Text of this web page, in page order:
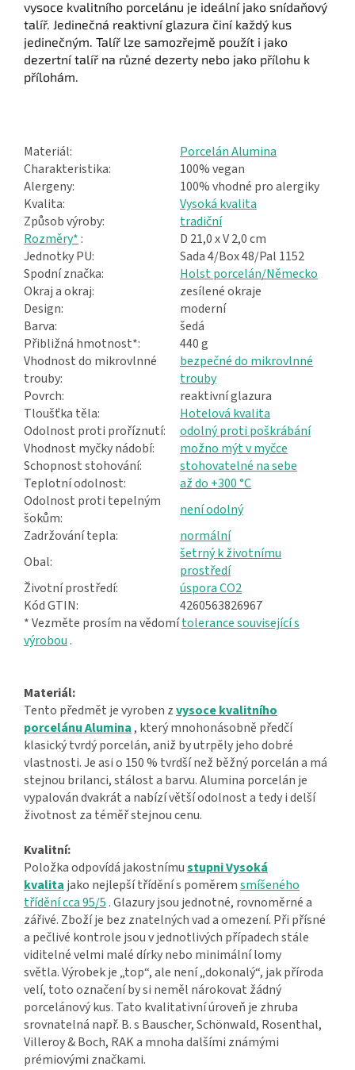
vysoce kvalitního porcelánu je ideální jako snídaňový
talíř. Jedinečná reaktivní glazura činí každý kus
jedinečným. Talíř lze samozřejmě použít i jako
dezertní talíř na různé dezerty nebo jako přílohu k
přílohám.
Materiál:
Porcelán Alumina
Charakteristika:
100% vegan
Alergeny:
100% vhodné pro alergiky
Kvalita:
Vysoká kvalita
Způsob výroby:
tradiční
Rozměry* :
D 21,0 x V 2,0 cm
Jednotky PU:
Sada 4/Box 48/Pal 1152
Spodní značka:
Holst porcelán/Německo
Okraj a okraj:
zesílené okraje
Design:
moderní
Barva:
šedá
Přibližná hmotnost*:
440 g
Vhodnost do mikrovlnné
trouby:
bezpečné do mikrovlnné
trouby
Povrch:
reaktivní glazura
Tloušťka těla:
Hotelová kvalita
Odolnost proti proříznutí:
odolný proti poškrábání
Vhodnost myčky nádobí:
možno mýt v myčce
Schopnost stohování:
stohovatelné na sebe
Teplotní odolnost:
až do +300 °C
Odolnost proti tepelným
šokům:
není odolný
Zadržování tepla:
normální
Obal:
šetrný k životnímu
prostředí
Životní prostředí:
úspora CO2
Kód GTIN:
4260563826967
* Vezměte prosím na vědomítolerance související s
výrobou .
Materiál:
Tento předmět je vyroben zvysoce kvalitního
porcelánu Alumina , který mnohonásobně předčí
klasický tvrdý porcelán, aniž by utrpěly jeho dobré
vlastnosti. Je asi o 150 % tvrdší než běžný porcelán a má
stejnou brilanci, stálost a barvu. Alumina porcelán je
vypalován dvakrát a nabízí větší odolnost a tedy i delší
životnost za téměř stejnou cenu.
Kvalitní:
Položka odpovídá jakostnímustupni Vysoká
kvalita jako nejlepší třídění s poměremsmíšeného
třídění cca 95/5 . Glazury jsou jednotné, rovnoměrné a
zářivé. Zboží je bez znatelných vad a omezení. Při přísné
a pečlivé kontrole jsou v jednotlivých případech stále
viditelné velmi malé dírky nebo minimální lomy
světla. Výrobek je „top“, ale není „dokonalý“, jak příroda
velí, toto označení by si neměl nárokovat žádný
porcelánový kus. Tato kvalitativní úroveň je zhruba
srovnatelná např. B. s Bauscher, Schönwald, Rosenthal,
Villeroy & Boch, RAK a mnoha dalšími známými
prémiovými značkami.